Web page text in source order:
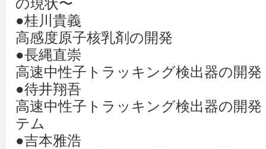
の現状〜
●桂川貴義
高感度原子核乳剤の開発
●長縄直崇
高速中性子トラッキング検出器の開
●待井翔吾
高速中性子トラッキング検出器の開
テム
●吉本雅浩